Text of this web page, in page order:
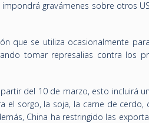
gravámenes sobre otros
que se utiliza ocasionalmente
tomar represalias contra los
del 10 de marzo, esto incluirá
el sorgo, la soja, la carne de cerdo,
China ha restringido las